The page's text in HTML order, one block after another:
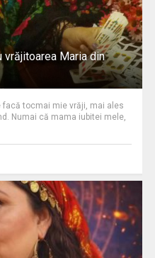
vrăjitoarea Maria din
facă tocmai mie vrăji, mai ales
Numai că mama iubitei mele,